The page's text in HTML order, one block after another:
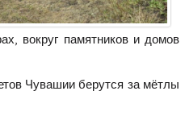
вокруг памятников и домов
Чувашии берутся за мётлы